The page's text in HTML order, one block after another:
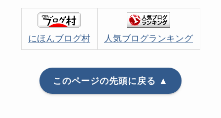
にほんブログ村 人気ブログランキング
このページの先頭に戻る ▲